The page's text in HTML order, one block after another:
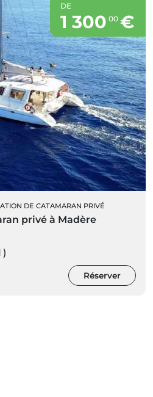
DE
1 300 00 €
DE CATAMARAN PRIVÉ
privé à Madère
Réserver